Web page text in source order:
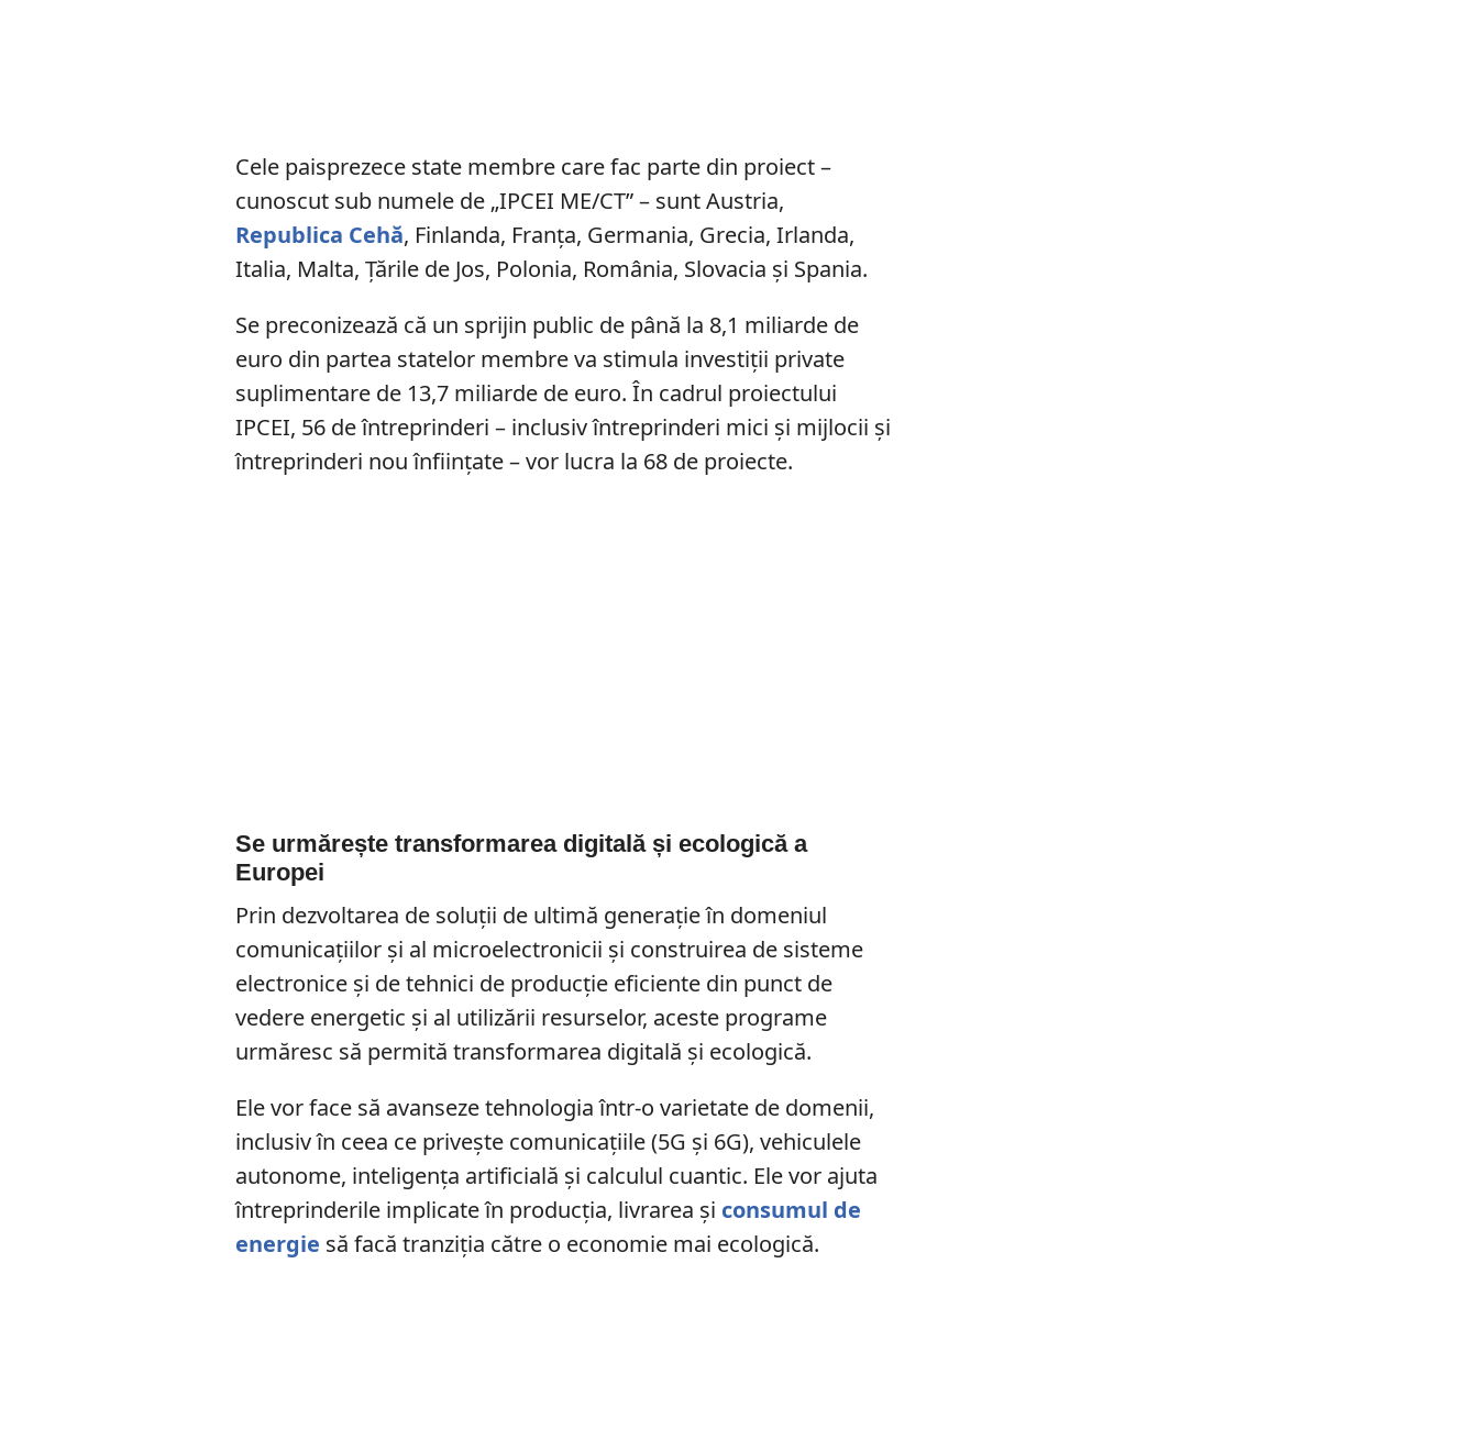
Cele paisprezece state membre care fac parte din proiect –
cunoscut sub numele de „IPCEI ME/CT” – sunt Austria,
Republica Cehă, Finlanda, Franța, Germania, Grecia, Irlanda,
Italia, Malta, Țările de Jos, Polonia, România, Slovacia și Spania.
Se preconizează că un sprijin public de până la 8,1 miliarde de
euro din partea statelor membre va stimula investiții private
suplimentare de 13,7 miliarde de euro. În cadrul proiectului
IPCEI, 56 de întreprinderi – inclusiv întreprinderi mici și mijlocii și
întreprinderi nou înființate – vor lucra la 68 de proiecte.
Se urmărește transformarea digitală și ecologică a
Europei
Prin dezvoltarea de soluții de ultimă generație în domeniul
comunicațiilor și al microelectronicii și construirea de sisteme
electronice și de tehnici de producție eficiente din punct de
vedere energetic și al utilizării resurselor, aceste programe
urmăresc să permită transformarea digitală și ecologică.
Ele vor face să avanseze tehnologia într-o varietate de domenii,
inclusiv în ceea ce privește comunicațiile (5G și 6G), vehiculele
autonome, inteligența artificială și calculul cuantic. Ele vor ajuta
întreprinderile implicate în producția, livrarea și consumul de
energie să facă tranziția către o economie mai ecologică.